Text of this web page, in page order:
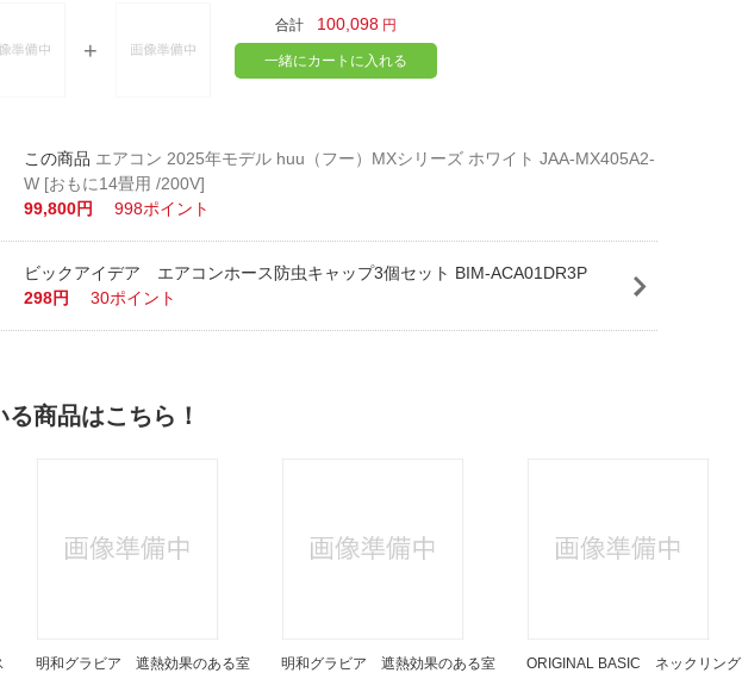
合計 100,098 円
一緒にカートに入れる
エアコン 2025年モデル huu（フー）MXシリーズ ホワイト JAA-MX405A2-
W [おもに14畳用 /200V]
99,800円
998ポイント
ビックアイデア エアコンホース防虫キャップ3個セット BIM-ACA01DR3P
298円
30ポイント
商品はこちら！
明和グラビア 遮熱効果のある室
明和グラビア 遮熱効果のある室
ORIGINAL BASIC ネックリング